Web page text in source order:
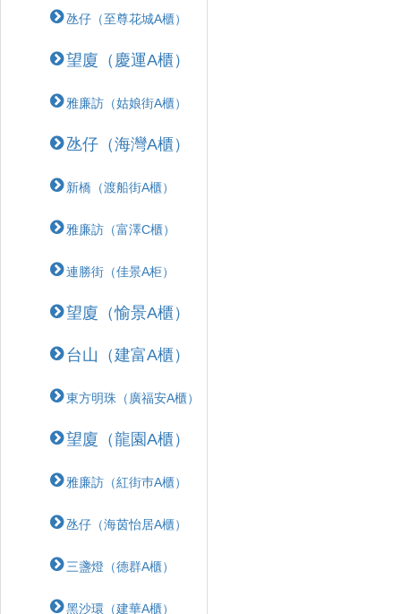
氹仔（至尊花城A櫃）
望廈（慶運A櫃）
雅廉訪（姑娘街A櫃）
氹仔（海灣A櫃）
新橋（渡船街A櫃）
雅廉訪（富澤C櫃）
連勝街（佳景A柜）
望廈（愉景A櫃）
台山（建富A櫃）
東方明珠（廣福安A櫃）
望廈（龍園A櫃）
雅廉訪（紅街巿A櫃）
氹仔（海茵怡居A櫃）
三盞燈（德群A櫃）
黑沙環（建華A櫃）